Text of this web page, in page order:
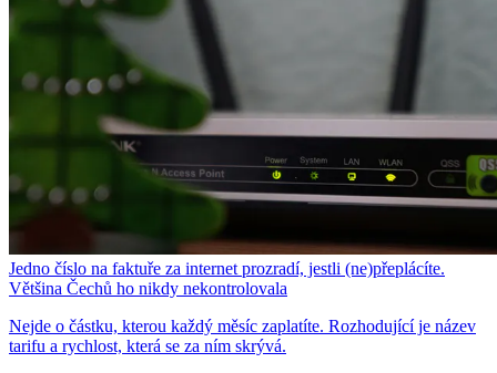
Jedno číslo na faktuře za internet prozradí, jestli (ne)přeplácíte.
Většina Čechů ho nikdy nekontrolovala
Nejde o částku, kterou každý měsíc zaplatíte. Rozhodující je název
tarifu a rychlost, která se za ním skrývá.